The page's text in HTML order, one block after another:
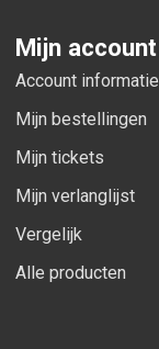
Mijn account
Account informatie
Mijn bestellingen
Mijn tickets
Mijn verlanglijst
Vergelijk
Alle producten